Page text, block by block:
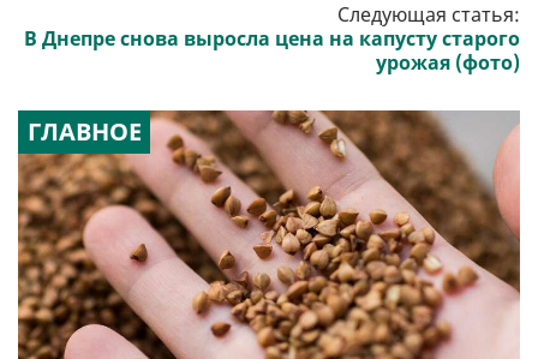
Следующая статья:
В Днепре снова выросла цена на капусту старого
урожая (фото)
ГЛАВНОЕ